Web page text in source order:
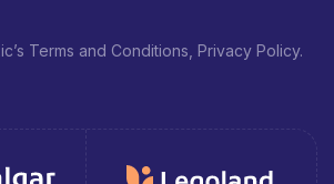
Terms and Conditions, Privacy Policy.